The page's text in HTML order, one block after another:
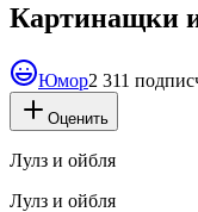
Картинащки
Юмор2 311
Оценить
Лулз и ойбля
Лулз и ойбля